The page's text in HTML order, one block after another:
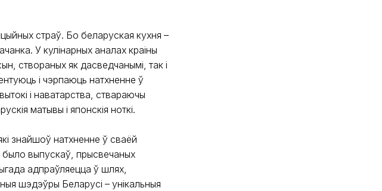
страў. Бо беларуская кухня –
У кулінарных аналах краіны
створаных як дасведчанымі, так і
і чэрпаюць натхненне ў
і наватарства, ствараючы
матывы і японскія ноткі.
знайшоў натхненне ў сваёй
было выпускаў, прысвечаных
адпраўляецца ў шлях,
шэдэўры Беларусі – унікальныя